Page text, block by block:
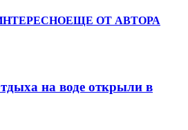
ЕЩЕ ОТ АВТОРА
на воде открыли в